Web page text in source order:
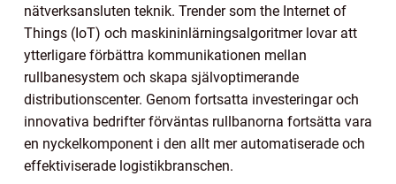
nätverksansluten teknik. Trender som the Internet of
Things (IoT) och maskininlärningsalgoritmer lovar att
ytterligare förbättra kommunikationen mellan
rullbanesystem och skapa självoptimerande
distributionscenter. Genom fortsatta investeringar och
innovativa bedrifter förväntas rullbanorna fortsätta vara
en nyckelkomponent i den allt mer automatiserade och
effektiviserade logistikbranschen.